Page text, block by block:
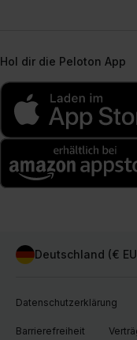
Hol dir die Peloton App
Deutschland (€
Datenschutzerklärung
Barrierefreiheit